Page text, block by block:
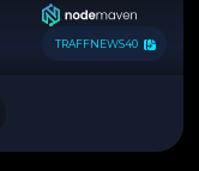
TRAFFNEWS40